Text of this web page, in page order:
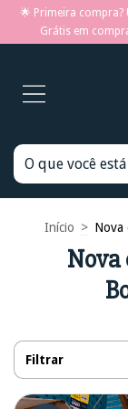
🌟 Primeira compra?
Grátis em
Início > Nova
Nova
Filtrar